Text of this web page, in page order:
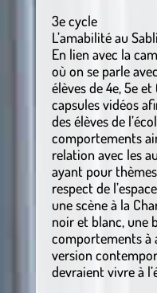
3e cycle
L’amabilité au
En lien avec la
où on se parle
élèves de 4e, 5e
capsules vidéos
des élèves de
comportements
relation avec les
ayant pour
respect de
une scène à la
noir et blanc, une
comportements à
version
devraient vivre à